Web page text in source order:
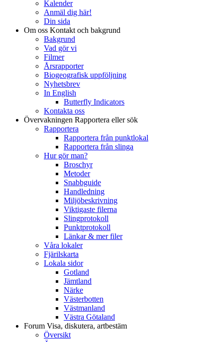
Kalender
Anmäl dig här!
Din sida
Om oss Kontakt och bakgrund
Bakgrund
Vad gör vi
Filmer
Årsrapporter
Biogeografisk uppföljning
Nyhetsbrev
In English
Butterfly Indicators
Kontakta oss
Övervakningen Rapportera eller sök
Rapportera
Rapportera från punktlokal
Rapportera från slinga
Hur gör man?
Broschyr
Metoder
Snabbguide
Handledning
Miljöbeskrivning
Viktigaste filerna
Slingprotokoll
Punktprotokoll
Länkar & mer filer
Våra lokaler
Fjärilskarta
Lokala sidor
Gotland
Jämtland
Närke
Västerbotten
Västmanland
Västra Götaland
Forum Visa, diskutera, artbestäm
Översikt